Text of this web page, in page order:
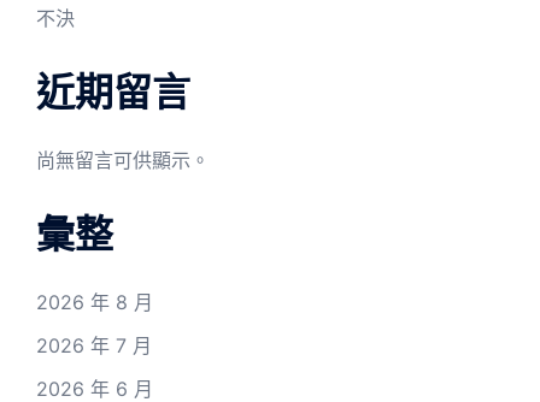
不決
近期留言
尚無留言可供顯示。
彙整
2026 年 8 月
2026 年 7 月
2026 年 6 月